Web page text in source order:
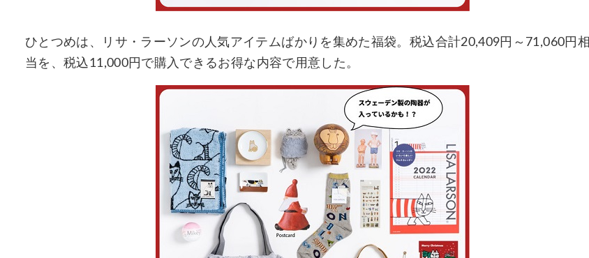
ひとつめは、リサ・ラーソンの人気アイテムばかりを集めた福袋。税込合計20,409円～71,060円相
当を、税込11,000円で購入できるお得な内容で用意した。